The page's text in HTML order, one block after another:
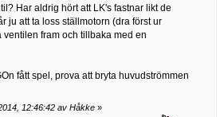
Har aldrig hört att LK's fastnar likt de
ju att ta loss ställmotorn (dra först ur
fram och tillbaka med en
fått spel, prova att bryta huvudströmmen
12:46:42 av Håkke »